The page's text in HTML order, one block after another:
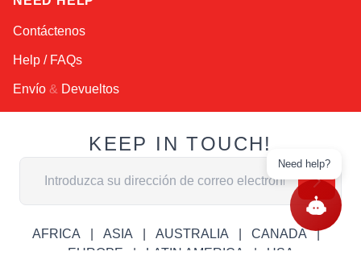
Contáctenos
Help / FAQs
Envío & Devueltos
KEEP IN TOUCH!
Dirección de email
AFRICA ASIA AUSTRALIA
CANADA
EUROPE
LATIN AMERICA USA
Need help?